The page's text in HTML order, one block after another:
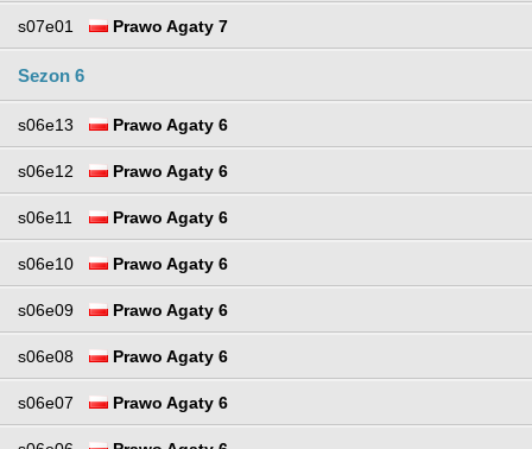
s07e01 Prawo Agaty 7
Sezon 6
s06e13 Prawo Agaty 6
s06e12 Prawo Agaty 6
s06e11 Prawo Agaty 6
s06e10 Prawo Agaty 6
s06e09 Prawo Agaty 6
s06e08 Prawo Agaty 6
s06e07 Prawo Agaty 6